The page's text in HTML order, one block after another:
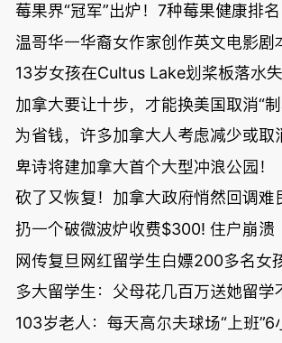
莓果界“冠军”出炉！7种莓果健康排名
温哥华一华裔女作家创作英文电影剧
13岁女孩在Cultus Lake划桨板落水失
加拿大要让十步，才能换美国取消“制
为省钱，许多加拿大人考虑减少或取
卑诗将建加拿大首个大型冲浪公园！
砍了又恢复！加拿大政府悄然回调难
扔一个破微波炉收费$300! 住户崩溃
网传复旦网红留学生白嫖200多名女
多大留学生：父母花几百万送她留学
103岁老人：每天高尔夫球场“上班”6